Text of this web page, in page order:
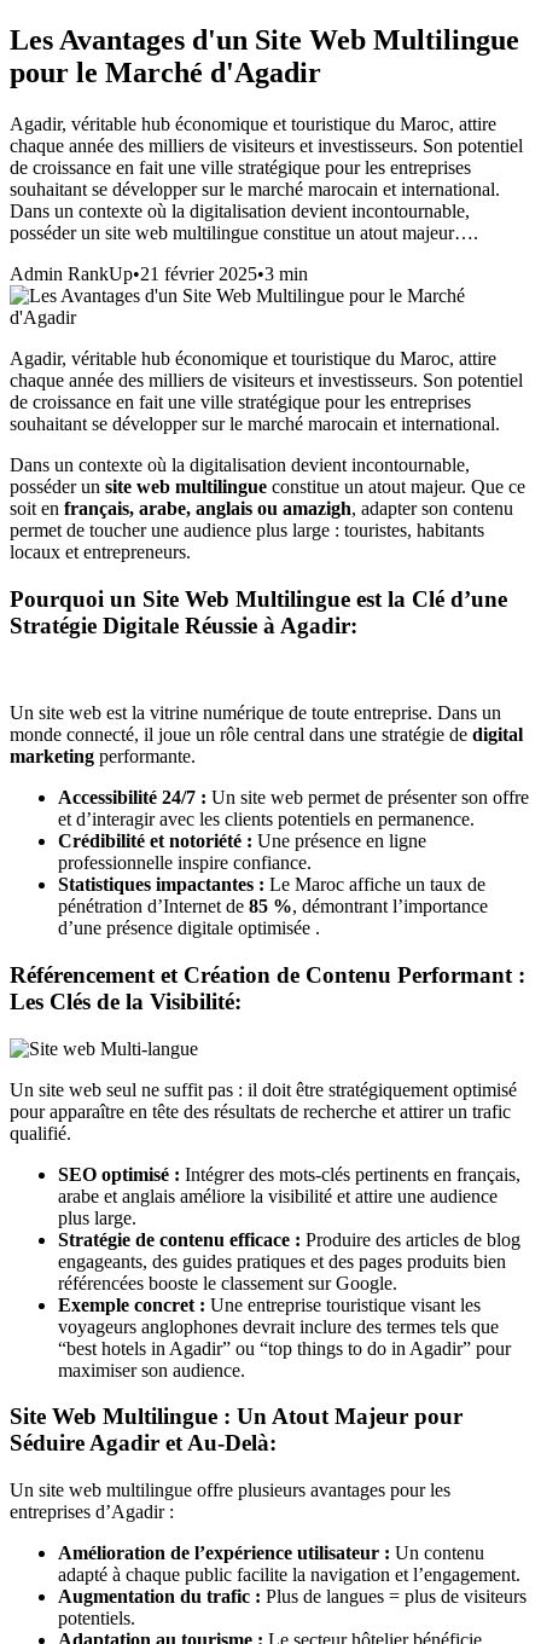
Les Avantages d'un Site Web Multilingue
pour le Marché d'Agadir
Agadir, véritable hub économique et touristique du Maroc, attire
chaque année des milliers de visiteurs et investisseurs. Son potentiel
de croissance en fait une ville stratégique pour les entreprises
souhaitant se développer sur le marché marocain et international.
Dans un contexte où la digitalisation devient incontournable,
posséder un site web multilingue constitue un atout majeur….
Admin RankUp•21 février 2025•3 min
Agadir, véritable hub économique et touristique du Maroc, attire
chaque année des milliers de visiteurs et investisseurs. Son potentiel
de croissance en fait une ville stratégique pour les entreprises
souhaitant se développer sur le marché marocain et international.
Dans un contexte où la digitalisation devient incontournable,
posséder un site web multilingue constitue un atout majeur. Que ce
soit en français, arabe, anglais ou amazigh, adapter son contenu
permet de toucher une audience plus large : touristes, habitants
locaux et entrepreneurs.
Pourquoi un Site Web Multilingue est la Clé d’une
Stratégie Digitale Réussie à Agadir:
Un site web est la vitrine numérique de toute entreprise. Dans un
monde connecté, il joue un rôle central dans une stratégie de digital
marketing performante.
Accessibilité 24/7 : Un site web permet de présenter son offre
et d’interagir avec les clients potentiels en permanence.
Crédibilité et notoriété : Une présence en ligne
professionnelle inspire confiance.
Statistiques impactantes : Le Maroc affiche un taux de
pénétration d’Internet de 85 %, démontrant l’importance
d’une présence digitale optimisée .
Référencement et Création de Contenu Performant :
Les Clés de la Visibilité:
Un site web seul ne suffit pas : il doit être stratégiquement optimisé
pour apparaître en tête des résultats de recherche et attirer un trafic
qualifié.
SEO optimisé : Intégrer des mots-clés pertinents en français,
arabe et anglais améliore la visibilité et attire une audience
plus large.
Stratégie de contenu efficace : Produire des articles de blog
engageants, des guides pratiques et des pages produits bien
référencées booste le classement sur Google.
Exemple concret : Une entreprise touristique visant les
voyageurs anglophones devrait inclure des termes tels que
“best hotels in Agadir” ou “top things to do in Agadir” pour
maximiser son audience.
Site Web Multilingue : Un Atout Majeur pour
Séduire Agadir et Au-Delà:
Un site web multilingue offre plusieurs avantages pour les
entreprises d’Agadir :
Amélioration de l’expérience utilisateur : Un contenu
adapté à chaque public facilite la navigation et l’engagement.
Augmentation du trafic : Plus de langues = plus de visiteurs
potentiels.